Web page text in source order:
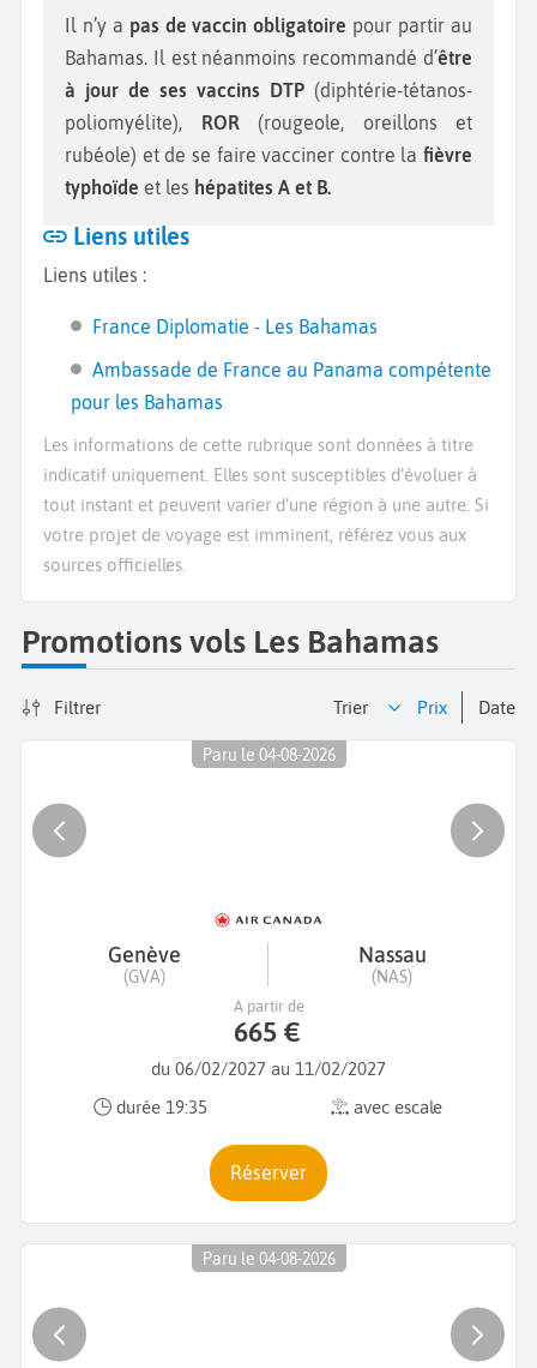
Il n’y a pas de vaccin obligatoire pour partir au
Bahamas. Il est néanmoins recommandé d’être
à jour de ses vaccins DTP (diphtérie-tétanos-
poliomyélite), ROR (rougeole, oreillons et
rubéole) et de se faire vacciner contre la fièvre
typhoïde et les hépatites A et B.
Liens utiles
Liens utiles :
France Diplomatie - Les Bahamas
Ambassade de France au Panama compétente
pour les Bahamas
Les informations de cette rubrique sont données à titre
indicatif uniquement. Elles sont susceptibles d’évoluer à
tout instant et peuvent varier d’une région à une autre. Si
votre projet de voyage est imminent, référez vous aux
sources officielles.
Promotions vols Les Bahamas
Filtrer Trier prix date
Paru le 04-08-2026
Genève
(GVA)
Nassau
(NAS)
du 06/02/2027 au 11/02/2027
durée 19:35
avec escale
A partir de
665 €
Réserver
Paru le 04-08-2026